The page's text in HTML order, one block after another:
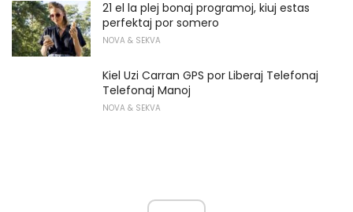
21 el la plej bonaj programoj, kiuj estas
perfektaj por somero
NOVA & SEKVA
Kiel Uzi Carran GPS por Liberaj Telefonaj
Telefonaj Manoj
NOVA & SEKVA